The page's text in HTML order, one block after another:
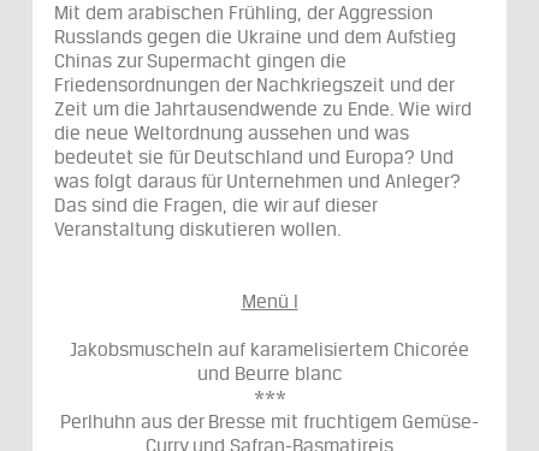
Mit dem arabischen Frühling, der Aggression
Russlands gegen die Ukraine und dem Aufstieg
Chinas zur Supermacht gingen die
Friedensordnungen der Nachkriegszeit und der
Zeit um die Jahrtausendwende zu Ende. Wie wird
die neue Weltordnung aussehen und was
bedeutet sie für Deutschland und Europa? Und
was folgt daraus für Unternehmen und Anleger?
Das sind die Fragen, die wir auf dieser
Veranstaltung diskutieren wollen.
Menü I
Jakobsmuscheln auf karamelisiertem Chicorée
und Beurre blanc
***
Perlhuhn aus der Bresse mit fruchtigem Gemüse-
Curry und Safran-Basmatireis